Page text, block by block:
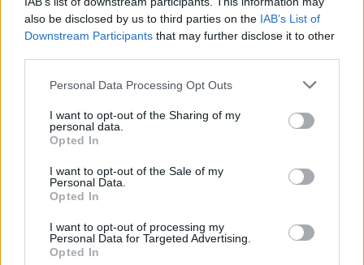
also be disclosed by us to third parties on the IAB’s List of
Downstream Participants that may further disclose it to other
Personal Data Processing Opt Outs
I want to opt-out of the Sharing of my
personal data.
Opted In
I want to opt-out of the Sale of my
Personal Data.
Opted In
I want to opt-out of processing my
Personal Data for Targeted Advertising.
Opted In
μια ακόμη φορά την ανατροπή και συγκέντρωσε
πλήθος από σχόλια.
[ΠΗΓΗ]
ΔΙΑΦΗΜΙΣΗ